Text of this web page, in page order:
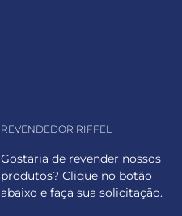
REVENDEDOR RIFFEL
Gostaria de revender nossos
produtos? Clique no botão
abaixo e faça sua solicitação.